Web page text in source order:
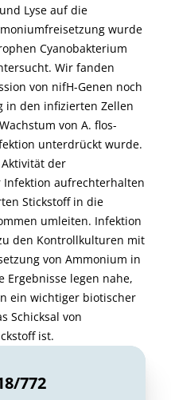
Lyse auf die
wurde
Cyanobakterium
Wir fanden
von nifH-Genen noch
in den infizierten Zellen
von A. flos-
unterdrückt wurde.
der
aufrechterhalten
Stickstoff in die
umleiten. Infektion
den Kontrollkulturen mit
von Ammonium in
Ergebnisse legen nahe,
ein wichtiger biotischer
Schicksal von
ist.
772